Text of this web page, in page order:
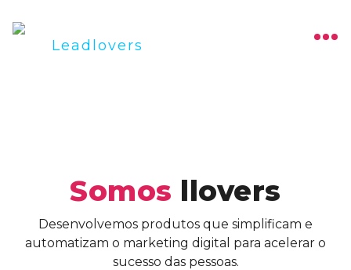
Somos llovers
Desenvolvemos produtos que simplificam e
automatizam o marketing digital para acelerar o
sucesso das pessoas.